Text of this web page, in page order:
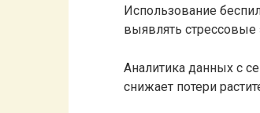
Использование
выявлять стрессовые
Аналитика данных с
снижает потери